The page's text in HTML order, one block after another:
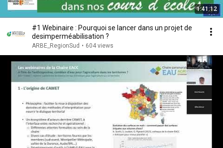
1:41:12
#1 Webinaire : Pourquoi se lancer dans un projet de
desimperméabilisation ?
ARBE_RegionSud • 604 views